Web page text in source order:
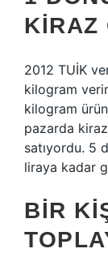
KIRAZ
2012 TUİK
kilogram
kilogram
pazarda
satıyordu. 5
liraya kadar
BIR